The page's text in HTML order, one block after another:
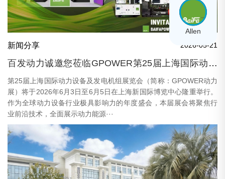
新闻分享 2026-05-21
百发动力诚邀您莅临GPOWER第25届上海国际动力
第25届上海国际动力设备及发电机组展览会（简称：GPOWER动力
展）将于2026年6月3日至6月5日在上海新国际博览中心隆重举行。
作为全球动力设备行业极具影响力的年度盛会，本届展会将聚焦行
业前沿技术，全面展示动力能源···
Allen